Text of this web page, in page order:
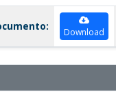
Download